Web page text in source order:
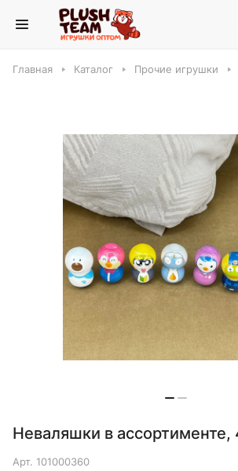
Главная Каталог Прочие игрушки
Неваляшки в ассортименте,
Арт. 101000360